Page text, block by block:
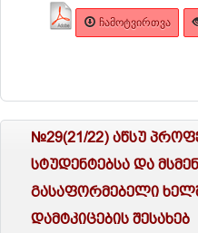
ᲩᲐᲛᲝᲢᲕᲘᲠᲗᲕᲐ
№29(21/22) აწსუ
სტუდენტებსა და
გასაფორმებელი
დამტკიცების შესახებ